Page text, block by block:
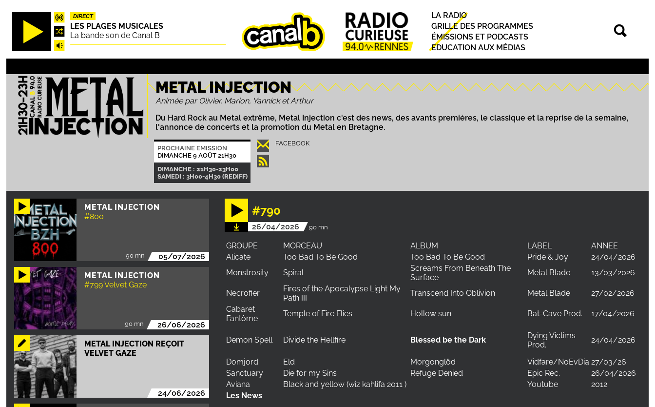
Aller
principal
DIRECT
LES PLAGES MUSICALES
La bande son de Canal B
Principal
LA RADIO
GRILLE DES PROGRAMMES
ÉMISSIONS ET PODCASTS
EDUCATION AUX MÉDIAS
METAL INJECTION
Animée par Olivier, Marion, Yannick et Arthur
Du Hard Rock au Metal extrême, Metal Injection c'est des news, des avants premières, le classique et la reprise de la semaine,
l'annonce de concerts et la promotion du Metal en Bretagne.
PROCHAINE EMISSION
DIMANCHE 9 AOÛT 21H30
DIMANCHE : 21H30-23H00
SAMEDI : 3H00-4H30 (REDIFF)
FACEBOOK
METAL INJECTION
#800
90 mn 05/07/2026
METAL INJECTION
#799 Velvet Gaze
90 mn 26/06/2026
METAL INJECTION REÇOIT
VELVET GAZE
24/06/2026
#790
26/04/2026 90 mn
GROUPE MORCEAU ALBUM LABEL
ANNEE
Alicate
Too Bad To Be Good Too Bad To Be Good Pride & Joy
24/04/2026
Monstrosity
Spiral
Screams From Beneath The
Surface
Metal Blade 13/03/2026
Necrofier
Fires of the Apocalypse Light My
Path III
Transcend Into Oblivion Metal Blade
27/02/2026
Cabaret
Fantôme
Temple of Fire Flies Hollow sun Bat-Cave Prod. 17/04/2026
Demon Spell Divide the Hellfire Blessed be the Dark
Dying Victims
Prod.
24/04/2026
Domjord Eld Morgonglöd Vidfare/NoEvDia 27/03/26
Sanctuary
Die for my Sins Refuge Denied Epic Rec.
26/04/2026
Aviana
Black and yellow (wiz kahlifa 2011 ) Youtube
2012
Les News